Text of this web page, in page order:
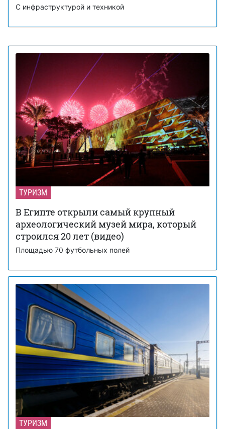
С инфраструктурой и техникой
ТУРИЗМ
В Египте открыли самый крупный
археологический музей мира, который
строился 20 лет (видео)
Площадью 70 футбольных полей
ТУРИЗМ